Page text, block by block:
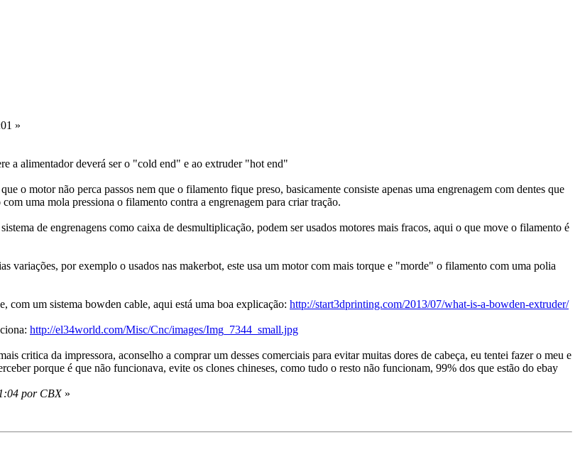
»
a alimentador deverá ser o "cold end" e ao extruder "hot end"
o motor não perca passos nem que o filamento fique preso, basicamente consiste apenas uma engrenagem com dentes que
uma mola pressiona o filamento contra a engrenagem para criar tração.
de engrenagens como caixa de desmultiplicação, podem ser usados motores mais fracos, aqui o que move o filamento é
variações, por exemplo o usados nas makerbot, este usa um motor com mais torque e "morde" o filamento com uma polia
um sistema bowden cable, aqui está uma boa explicação: http://start3dprinting.com/2013/07/what-is-a-bowden-extruder/
http://el34world.com/Misc/Cnc/images/Img_7344_small.jpg
critica da impressora, aconselho a comprar um desses comerciais para evitar muitas dores de cabeça, eu tentei fazer o meu e
porque é que não funcionava, evite os clones chineses, como tudo o resto não funcionam, 99% dos que estão do ebay
por CBX»